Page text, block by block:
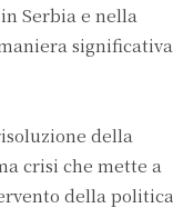
Serbia e nella
significativa
della
crisi che mette a
della politica